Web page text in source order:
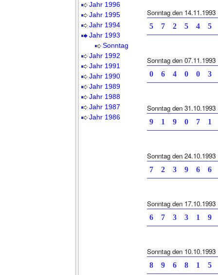
Jahr 1996
Jahr 1995
Jahr 1994
Jahr 1993
Sonntag
Jahr 1992
Jahr 1991
Jahr 1990
Jahr 1989
Jahr 1988
Jahr 1987
Jahr 1986
Sonntag den 14.11.1993
5 7 2 5 4
Sonntag den 07.11.1993
0 6 4 0 0
Sonntag den 31.10.1993
9 1 9 0 7
Sonntag den 24.10.1993
7 2 3 9 6
Sonntag den 17.10.1993
6 7 3 3 1
Sonntag den 10.10.1993
8 9 6 8 1